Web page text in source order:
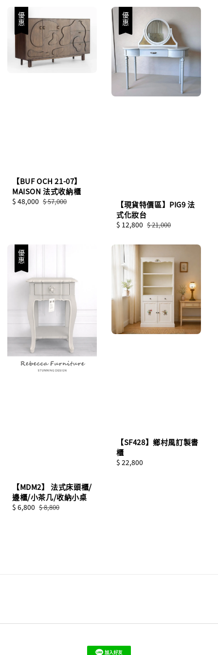
優惠
【BUF OCH 21-07】
MAISON 法式收納櫃
Sale
$ 48,000 Regular
$ 57,000
優惠
【現貨特價區】PIG9 法
式化妝台
Sale
$ 12,800 Regular
$ 21,000
優惠
【MDM2】 法式床頭櫃/
邊櫃/小茶几/收納小桌
Sale
$ 6,800 Regular
$ 8,800
【SF428】鄉村風訂製書
櫃
Regular
$ 22,800